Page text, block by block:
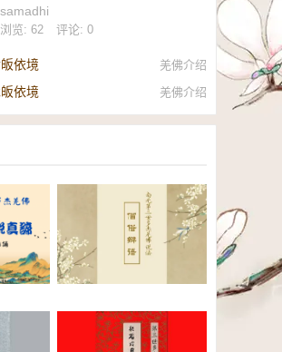
勾起 437.2 磅重的镇殿金刚杵-美新
社
samadhi
浏览: 62 评论: 0
依境 羌佛介绍
依境 羌佛介绍
）电子书
辩语